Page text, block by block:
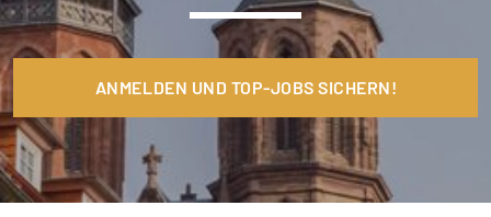
ANMELDEN UND TOP-JOBS SICHERN!